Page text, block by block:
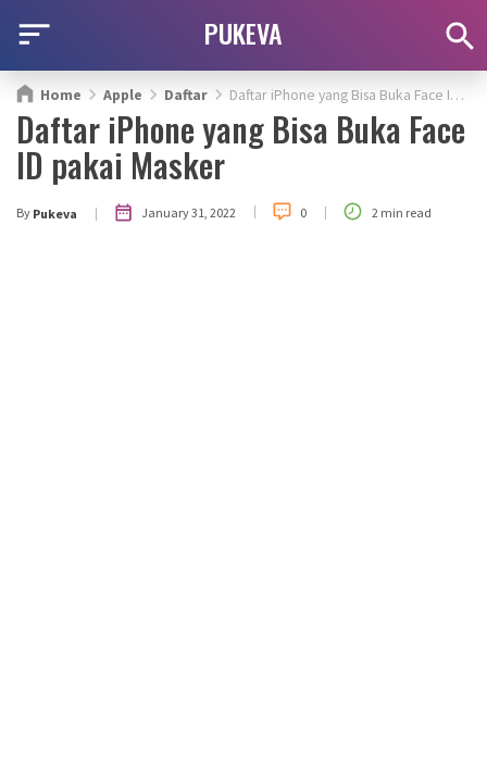
PUKEVA
Home Apple Daftar Daftar iPhone yang Bisa Buka Face ID pakai Masker
Daftar iPhone yang Bisa Buka Face
ID pakai Masker
By Pukeva | January 31, 2022 | 0 | 2 min read